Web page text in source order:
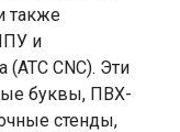
также
и
CNC). Эти
буквы, ПВХ-
стенды,